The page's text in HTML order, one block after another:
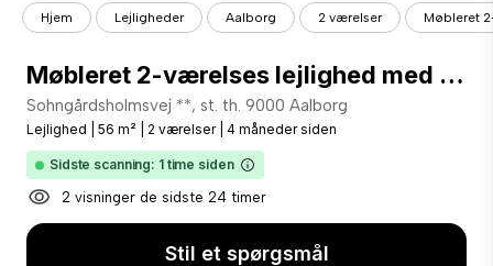
Hjem Lejligheder Aalborg 2 værelser Møbleret
Møbleret 2-værelses lejlighed med parkering
Sohngårdsholmsvej **, st. th. 9000 Aalborg
Lejlighed 56 m² 2 værelser 4 måneder siden
Sidste scanning: 1 time siden
2 visninger de sidste 24 timer
Stil et spørgsmål